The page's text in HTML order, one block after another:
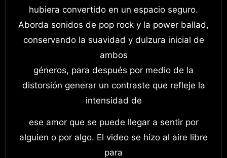
hubiera convertido en un espacio seguro.
Aborda sonidos de pop rock y la power ballad,
conservando la suavidad y dulzura inicial de
ambos
géneros, para después por medio de la
distorsión generar un contraste que refleje la
intensidad de
ese amor que se puede llegar a sentir por
alguien o por algo. El video se hizo al aire libre
para